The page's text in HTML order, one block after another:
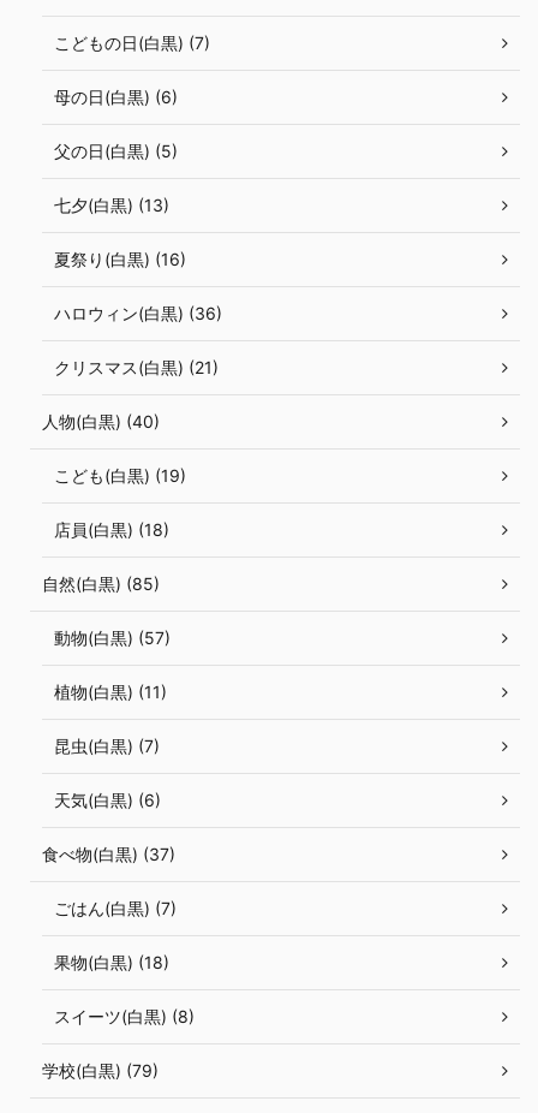
こどもの日(白黒) (7)
母の日(白黒) (6)
父の日(白黒) (5)
七夕(白黒) (13)
夏祭り(白黒) (16)
ハロウィン(白黒) (36)
クリスマス(白黒) (21)
人物(白黒) (40)
こども(白黒) (19)
店員(白黒) (18)
自然(白黒) (85)
動物(白黒) (57)
植物(白黒) (11)
昆虫(白黒) (7)
天気(白黒) (6)
食べ物(白黒) (37)
ごはん(白黒) (7)
果物(白黒) (18)
スイーツ(白黒) (8)
学校(白黒) (79)